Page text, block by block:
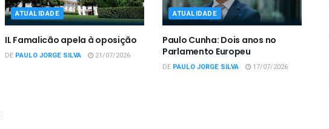
ATUALIDADE
IL Famalicão apela à oposição
DE PAULO JORGE SILVA 21/07/2026
ATUALIDADE
Paulo Cunha: Dois anos no
Parlamento Europeu
DE PAULO JORGE SILVA 17/07/2026